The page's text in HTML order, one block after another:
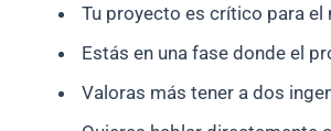
Tu proyecto es crítico para el
Estás en una fase donde el
Valoras más tener a dos